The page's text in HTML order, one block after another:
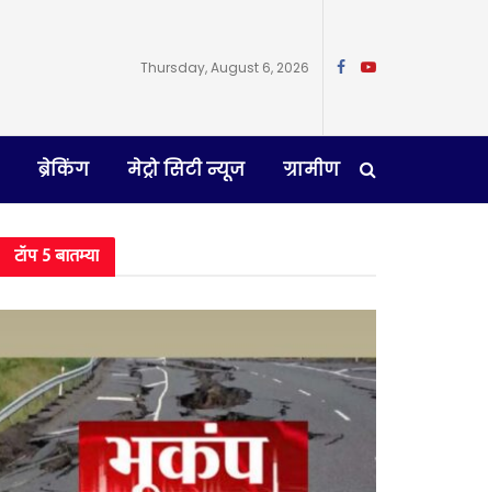
Thursday, August 6, 2026
ब्रेकिंग मेट्रो सिटी न्यूज ग्रामीण
टॉप 5 बातम्या